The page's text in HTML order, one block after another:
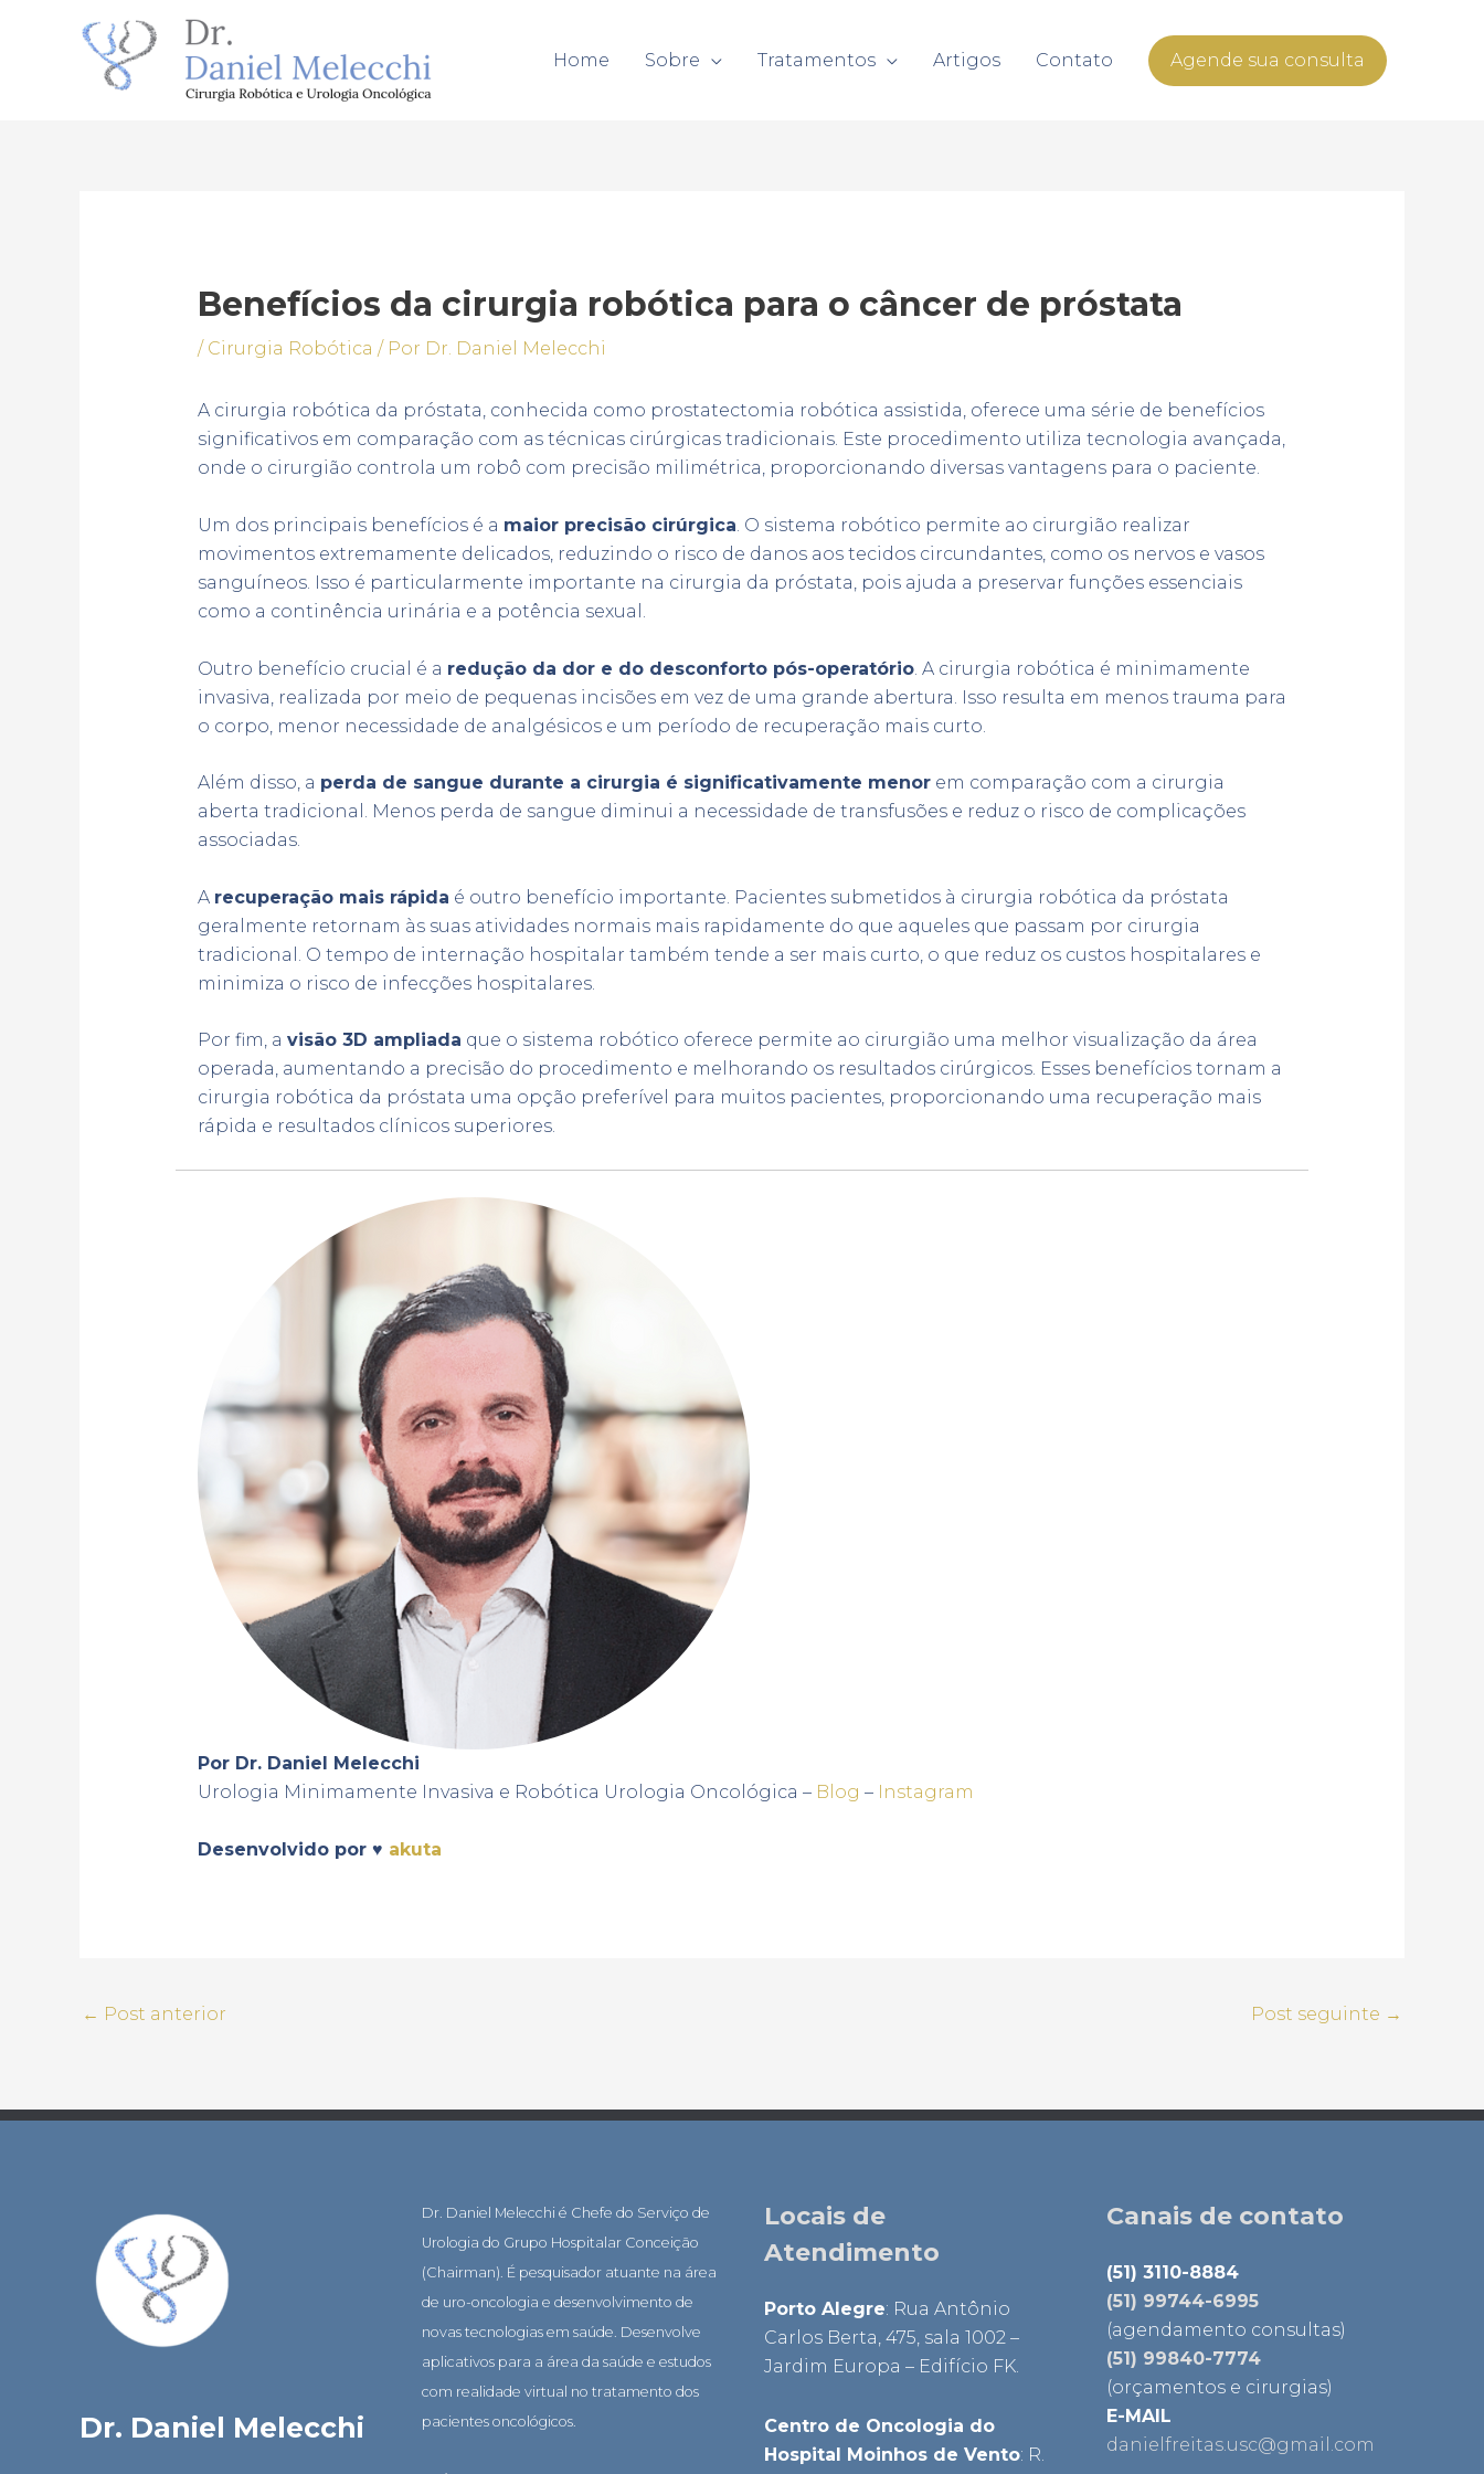
Home Sobre Tratamentos Artigos Contato Agende sua consulta
Benefícios da cirurgia robótica para o câncer de próstata
/ Cirurgia Robótica / Por Dr. Daniel Melecchi
A cirurgia robótica da próstata, conhecida como prostatectomia robótica assistida, oferece uma série de benefícios
significativos em comparação com as técnicas cirúrgicas tradicionais. Este procedimento utiliza tecnologia avançada,
onde o cirurgião controla um robô com precisão milimétrica, proporcionando diversas vantagens para o paciente.
Um dos principais benefícios é a maior precisão cirúrgica. O sistema robótico permite ao cirurgião realizar
movimentos extremamente delicados, reduzindo o risco de danos aos tecidos circundantes, como os nervos e vasos
sanguíneos. Isso é particularmente importante na cirurgia da próstata, pois ajuda a preservar funções essenciais
como a continência urinária e a potência sexual.
Outro benefício crucial é a redução da dor e do desconforto pós-operatório. A cirurgia robótica é minimamente
invasiva, realizada por meio de pequenas incisões em vez de uma grande abertura. Isso resulta em menos trauma para
o corpo, menor necessidade de analgésicos e um período de recuperação mais curto.
Além disso, a perda de sangue durante a cirurgia é significativamente menorem comparação com a cirurgia
aberta tradicional. Menos perda de sangue diminui a necessidade de transfusões e reduz o risco de complicações
associadas.
A recuperação mais rápida é outro benefício importante. Pacientes submetidos à cirurgia robótica da próstata
geralmente retornam às suas atividades normais mais rapidamente do que aqueles que passam por cirurgia
tradicional. O tempo de internação hospitalar também tende a ser mais curto, o que reduz os custos hospitalares e
minimiza o risco de infecções hospitalares.
Por fim, a visão 3D ampliada que o sistema robótico oferece permite ao cirurgião uma melhor visualização da área
operada, aumentando a precisão do procedimento e melhorando os resultados cirúrgicos. Esses benefícios tornam a
cirurgia robótica da próstata uma opção preferível para muitos pacientes, proporcionando uma recuperação mais
rápida e resultados clínicos superiores.
Por Dr. Daniel Melecchi
Urologia Minimamente Invasiva e Robótica Urologia Oncológica –Blog – Instagram
Desenvolvido por♥ akuta
← Post anterior Post seguinte →
Dr. Daniel Melecchi
Dr. Daniel Melecchi é Chefe do Serviço de
Urologia do Grupo Hospitalar Conceição
(Chairman). É pesquisador atuante na área
de uro-oncologia e desenvolvimento de
novas tecnologias em saúde. Desenvolve
aplicativos para a área da saúde e estudos
com realidade virtual no tratamento dos
pacientes oncológicos.
Locais de
Atendimento
Porto Alegre: Rua Antônio
Carlos Berta, 475, sala 1002 –
Jardim Europa – Edifício FK.
Centro de Oncologia do
Hospital Moinhos de Vento: R.
Canais de contato
(51) 3110-8884
(51) 99744-6995
(agendamento consultas)
(51) 99840-7774
(orçamentos e cirurgias)
E-MAIL
danielfreitas.usc@gmail.com
Facebook
Instagram
LinkedIn